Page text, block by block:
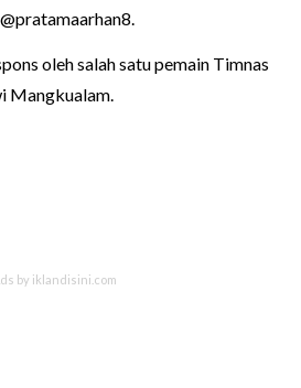
oleh salah satu pemain Timnas
Mangkualam.